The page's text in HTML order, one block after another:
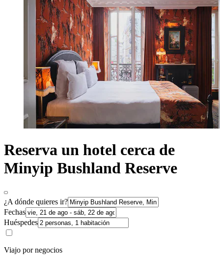
Reserva un hotel cerca de
Minyip Bushland Reserve
¿A dónde quieres ir?
Fechas
Huéspedes
Viajo por negocios